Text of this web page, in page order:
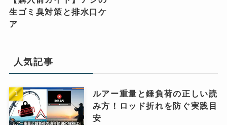
生ゴミ臭対策と排水口ケ
ア
人気記事
ルアー重量と錘負荷の正しい読
み方！ロッド折れを防ぐ実践目
安